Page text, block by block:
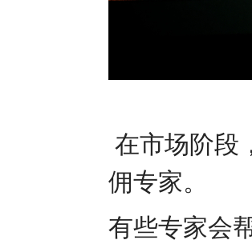
在市场阶段
佣专家。
有些专家会